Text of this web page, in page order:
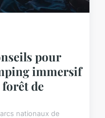
pour
immersif
de
nationaux de